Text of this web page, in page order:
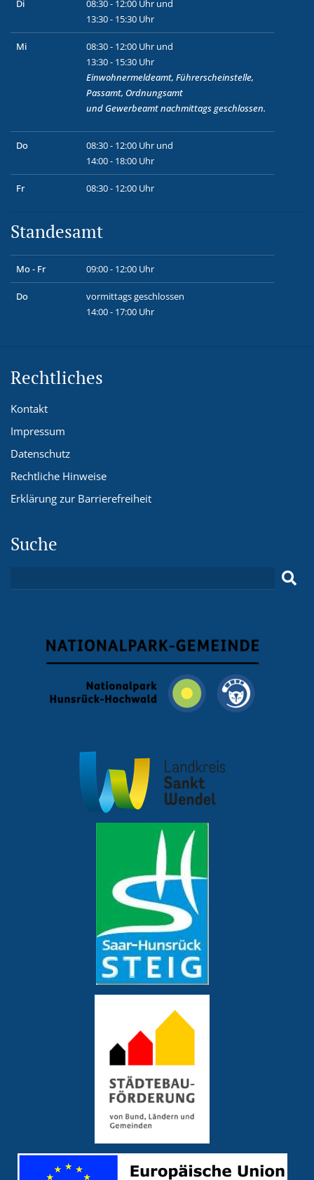
Di
08:30 - 12:00 Uhr und
13:30 - 15:30 Uhr
Mi
08:30 - 12:00 Uhr und
13:30 - 15:30 Uhr
Einwohnermeldeamt, Führerscheinstelle,
Passamt, Ordnungsamt
und Gewerbeamtnachmittags geschlossen.
Do
08:30 - 12:00 Uhr und
14:00 - 18:00 Uhr
Fr 08:30 - 12:00 Uhr
Standesamt
Mo - Fr 09:00 - 12:00 Uhr
Do
vormittags geschlossen
14:00 - 17:00 Uhr
Rechtliches
Kontakt
Impressum
Datenschutz
Rechtliche Hinweise
Erklärung zur Barrierefreiheit
Suche